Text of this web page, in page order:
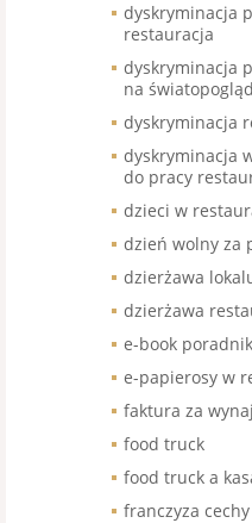
dyskryminacja
restauracja
dyskryminacja
na światopogląd
dyskryminacja
dyskryminacja
do pracy
dzieci w
dzień wolny za
dzierżawa
dzierżawa
e-book
e-papierosy w
faktura za
food truck
food truck a
franczyza cechy